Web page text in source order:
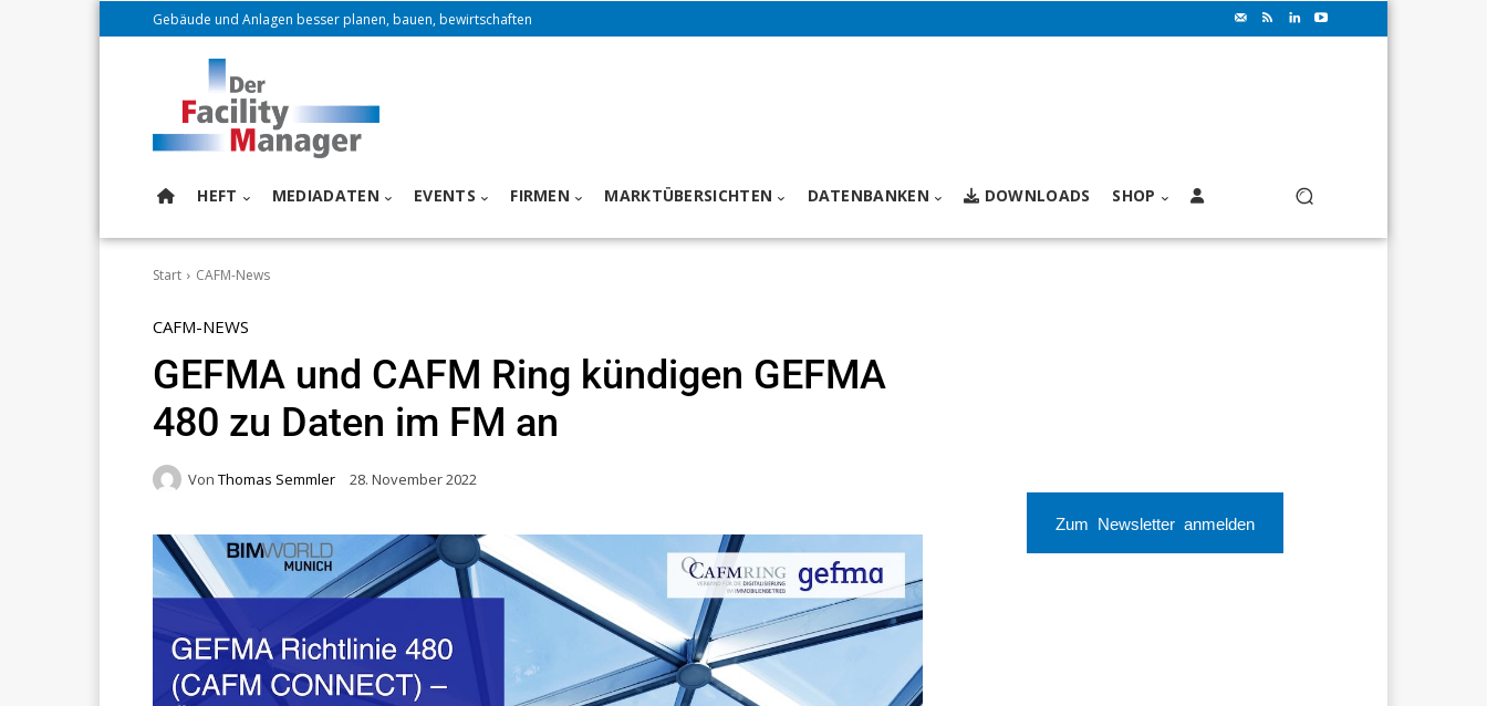
Gebäude und Anlagen besser planen, bauen, bewirtschaften
HEFT MEDIADATEN EVENTS FIRMEN MARKTÜBERSICHTEN DATENBANKEN DOWNLOADS SHOP
Start CAFM-News
CAFM-NEWS
GEFMA und CAFM Ring kündigen GEFMA
480 zu Daten im FM an
Von Thomas Semmler 28. November 2022
Zum Newsletter anmelden